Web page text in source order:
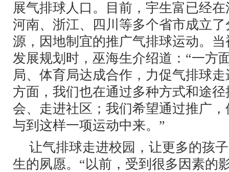
展气排球人口。目前，宇生富已经
河南、浙江、四川等多个省市成立
源，因地制宜的推广气排球运动。
发展规划时，巫海生介绍道：“一方
局、体育局达成合作，力促气排球
方面，我们也在通过多种方式和途
会、走进社区；我们希望通过推广
与到这样一项运动中来。”
让气排球走进校园，让更多的孩
生的夙愿。“以前，受到很多因素的